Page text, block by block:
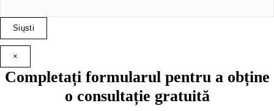
×
Completați formularul pentru a obține
o consultație gratuită